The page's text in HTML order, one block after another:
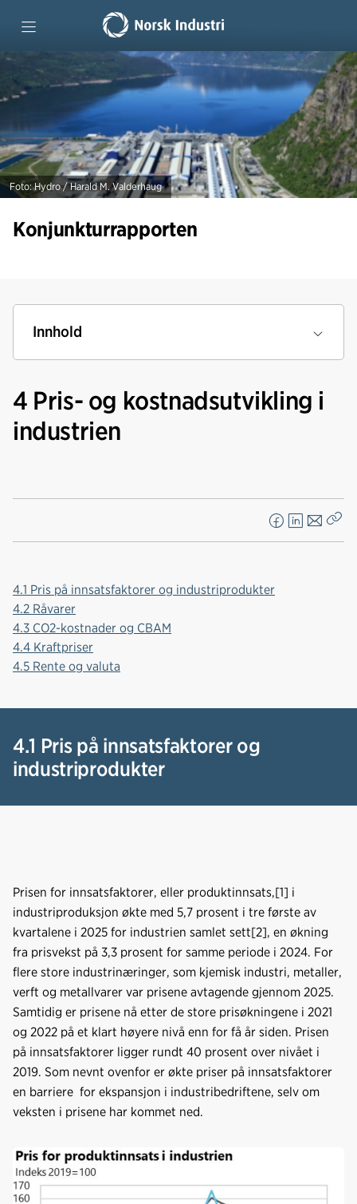
Foto: Hydro / Harald M. Valderhaug
Konjunkturrapporten
Forside
Tidligere rapporter
Innhold
4 Pris- og kostnadsutvikling i
industrien
F
a
e
L
i
E
-
4.1 Pris på innsatsfaktorer og industriprodukter
4.2 Råvarer
4.3 CO2-kostnader og CBAM
4.4 Kraftpriser
4.5 Rente og valuta
4.1 Pris på innsatsfaktorer og
industriprodukter
Prisen for innsatsfaktorer, eller produktinnsats,[1] i
industriproduksjon økte med 5,7 prosent i tre første av
kvartalene i 2025 for industrien samlet sett[2], en økning
fra prisvekst på 3,3 prosent for samme periode i 2024. For
flere store industrinæringer, som kjemisk industri, metaller,
verft og metallvarer var prisene avtagende gjennom 2025.
Samtidig er prisene nå etter de store prisøkningene i 2021
og 2022 på et klart høyere nivå enn for få år siden. Prisen
på innsatsfaktorer ligger rundt 40 prosent over nivået i
2019. Som nevnt ovenfor er økte priser på innsatsfaktorer
en barriere for ekspansjon i industribedriftene, selv om
veksten i prisene har kommet ned.